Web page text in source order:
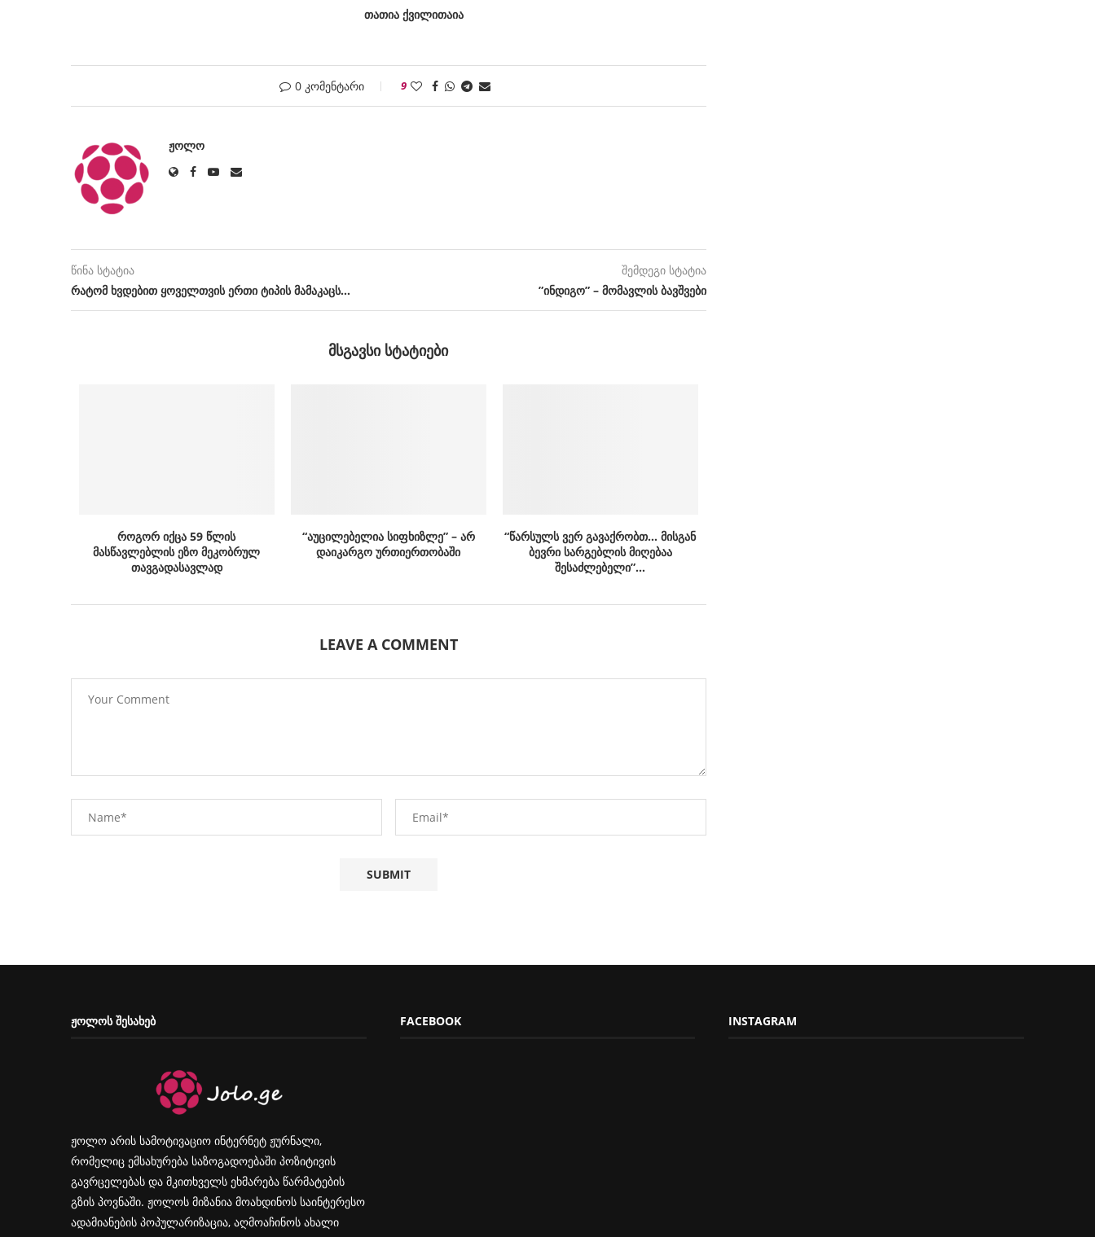
თათია ქვილითაია
0 კომენტარი 9
ᲟᲝᲚᲝ
წინა სტატია
რატომ ხვდებით ყოველთვის ერთი ტიპის მამაკაცს…
შემდეგი სტატია
”ინდიგო” – მომავლის ბავშვები
ᲛᲡᲒᲐᲕᲡᲘ ᲡᲢᲐᲢᲘᲔᲑᲘ
როგორ იქცა 59 წლის
მასწავლებლის ეზო მეკობრულ
თავგადასავლად
“აუცილებელია სიფხიზლე” – არ
დაიკარგო ურთიერთობაში
“წარსულს ვერ გავაქრობთ… მისგან
ბევრი სარგებლის მიღებაა
შესაძლებელი”…
LEAVE A COMMENT
ᲟᲝᲚᲝᲡ ᲨᲔᲡᲐᲮᲔᲑ
ჟოლო არის სამოტივაციო ინტერნეტ ჟურნალი,
რომელიც ემსახურება საზოგადოებაში პოზიტივის
გავრცელებას და მკითხველს ეხმარება წარმატების
გზის პოვნაში. ჟოლოს მიზანია მოახდინოს საინტერესო
ადამიანების პოპულარიზაცია, აღმოაჩინოს ახალი
FACEBOOK INSTAGRAM